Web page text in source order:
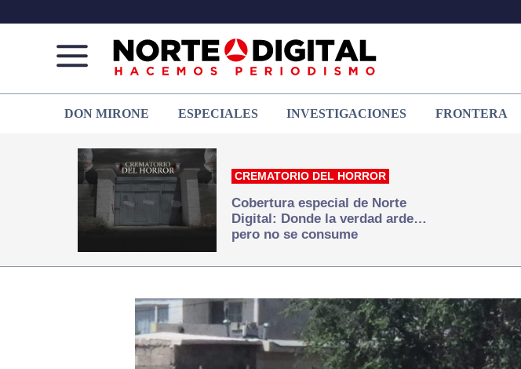
de
Juárez
que
hacemos periodismo
DON MIRONE ESPECIALES INVESTIGACIONES FRONTERA
CREMATORIO DEL HORROR
Cobertura especial de Norte
Digital: Donde la verdad arde…
pero no se consume